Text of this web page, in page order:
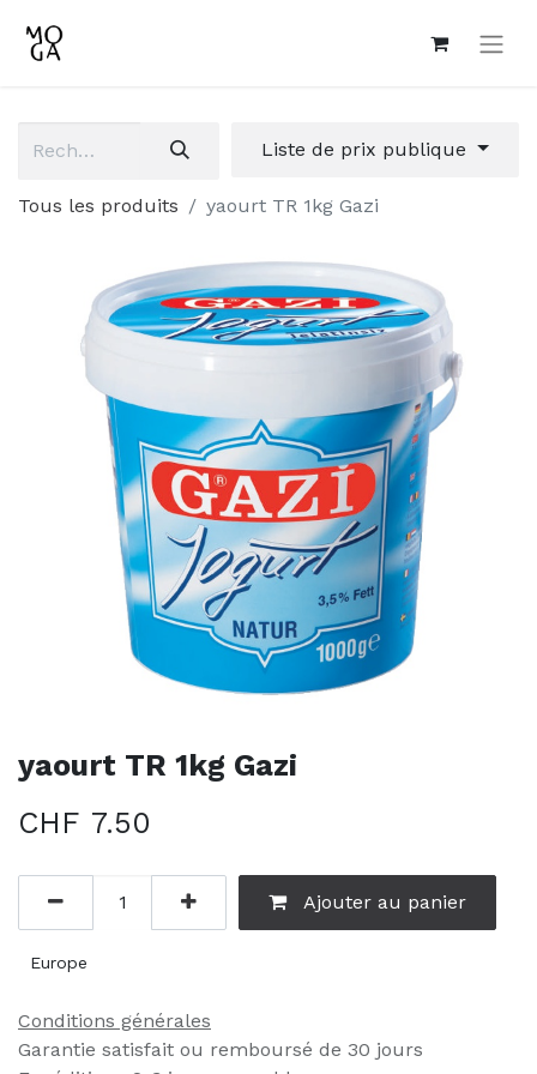
Liste de prix publique
Tous les produits yaourt TR 1kg Gazi
yaourt TR 1kg Gazi
CHF 7.50
Ajouter au panier
Europe
Conditions générales
Garantie satisfait ou remboursé de 30 jours